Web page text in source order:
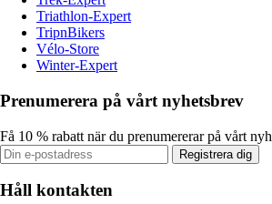
Triathlon-Expert
TripnBikers
Vélo-Store
Winter-Expert
Prenumerera på vårt nyhetsbrev
Få 10 % rabatt när du prenumererar på vårt
Registrera dig
Håll kontakten